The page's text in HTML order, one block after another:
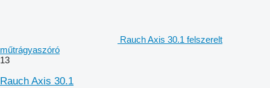
Rauch Axis 30.1 felszerelt
műtrágyaszóró
13
Rauch Axis 30.1